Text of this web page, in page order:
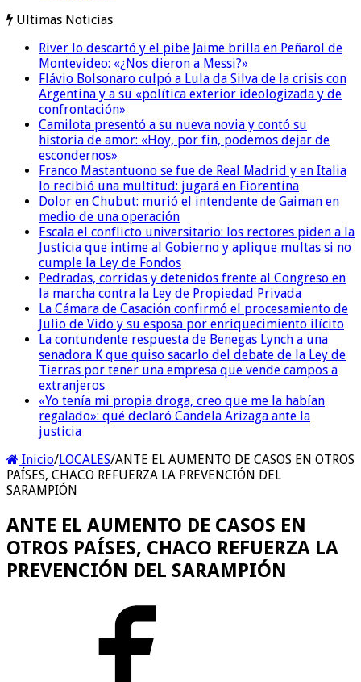
Ultimas Noticias
River lo descartó y el pibe Jaime brilla en Peñarol de
Montevideo: «¿Nos dieron a Messi?»
Flávio Bolsonaro culpó a Lula da Silva de la crisis con
Argentina y a su «política exterior ideologizada y de
confrontación»
Camilota presentó a su nueva novia y contó su
historia de amor: «Hoy, por fin, podemos dejar de
escondernos»
Franco Mastantuono se fue de Real Madrid y en Italia
lo recibió una multitud: jugará en Fiorentina
Dolor en Chubut: murió el intendente de Gaiman en
medio de una operación
Escala el conflicto universitario: los rectores piden a la
Justicia que intime al Gobierno y aplique multas si no
cumple la Ley de Fondos
Pedradas, corridas y detenidos frente al Congreso en
la marcha contra la Ley de Propiedad Privada
La Cámara de Casación confirmó el procesamiento de
Julio de Vido y su esposa por enriquecimiento ilícito
La contundente respuesta de Benegas Lynch a una
senadora K que quiso sacarlo del debate de la Ley de
Tierras por tener una empresa que vende campos a
extranjeros
«Yo tenía mi propia droga, creo que me la habían
regalado»: qué declaró Candela Arizaga ante la
justicia
Inicio/LOCALES/ANTE EL AUMENTO DE CASOS EN OTROS
PAÍSES, CHACO REFUERZA LA PREVENCIÓN DEL
SARAMPIÓN
ANTE EL AUMENTO DE CASOS EN
OTROS PAÍSES, CHACO REFUERZA LA
PREVENCIÓN DEL SARAMPIÓN